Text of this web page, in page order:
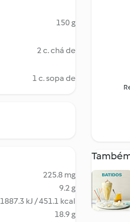
150 g
2 c. chá de
1 c. sopa de
225.8 mg
9.2 g
1887.3 kJ / 451.1 kcal
18.9 g